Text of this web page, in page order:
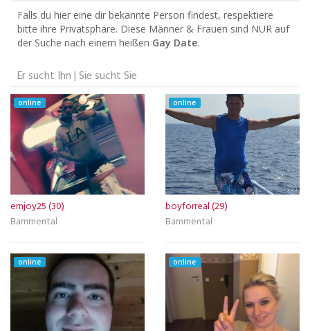
Falls du hier eine dir bekannte Person findest, respektiere
bitte ihre Privatsphäre. Diese Männer & Frauen sind NUR auf
der Suche nach einem heißen Gay Date.
Er sucht Ihn | Sie sucht Sie
online
emjoy25 (30)
Bammental
online
boyforreal (29)
Bammental
online online